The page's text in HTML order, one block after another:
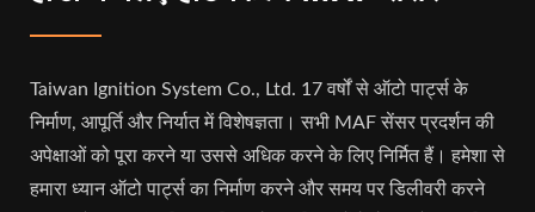
Taiwan Ignition System Co., Ltd. 17 वर्षों से ऑटो पार्ट्स के
निर्माण, आपूर्ति और निर्यात में विशेषज्ञता। सभी MAF सेंसर प्रदर्शन की
अपेक्षाओं को पूरा करने या उससे अधिक करने के लिए निर्मित हैं। हमेशा से
हमारा ध्यान ऑटो पार्ट्स का निर्माण करने और समय पर डिलीवरी करने